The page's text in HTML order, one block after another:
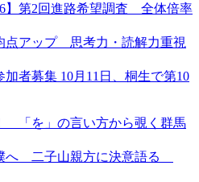
】第2回進路希望調査 全体倍率
点アップ 思考力・読解力重視
者募集 10月11日、桐生で第10
「を」の言い方から覗く群馬
へ 二子山親方に決意語る